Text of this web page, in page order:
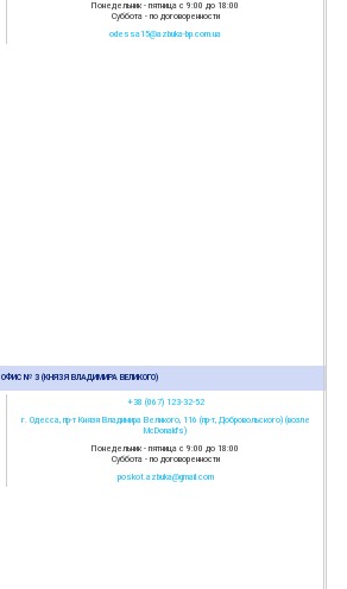
Понедельник - пятница с 9:00 до 18:00
Суббота - по договоренности
odessa15@azbuka-bp.com.ua
ОФИС № 3 (КНЯЗЯ ВЛАДИМИРА ВЕЛИКОГО)
+38 (067) 123-32-52
г. Одесса, пр-т Князя Владимира Великого, 116 (пр-т, Добровольского) (возле
McDonald’s)
Понедельник - пятница с 9:00 до 18:00
Суббота - по договоренности
poskot.azbuka@gmail.com